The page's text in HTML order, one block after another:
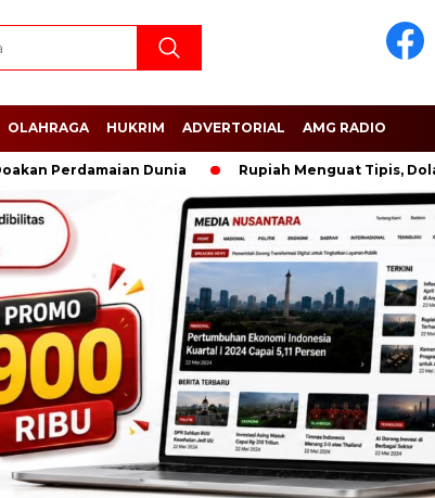
OLAHRAGA HUKRIM ADVERTORIAL AMG RADIO
Dunia Rupiah Menguat Tipis, Dolar AS